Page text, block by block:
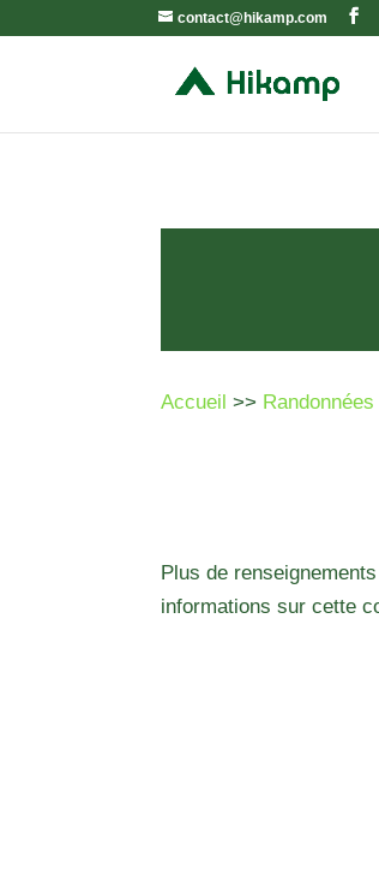
contact@hikamp.com
Accueil >> Randonnées
Plus de
informations sur cette